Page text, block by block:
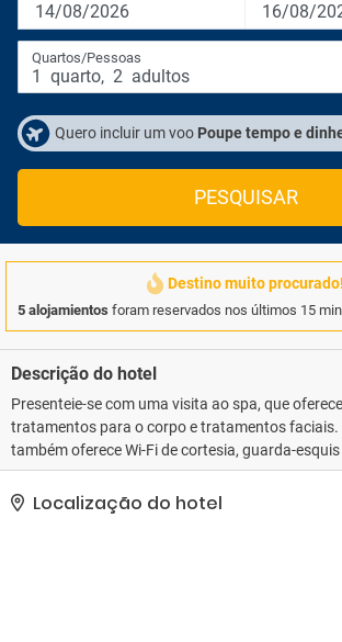
14/08/2026 16/08/
Quartos/Pessoas
1 quarto, 2 adultos
Quero incluir um voo Poupe tempo e
PESQUISAR
Destino muito procurado!
5 alojamientos foram reservados nos últimos 15
Descrição do hotel
Presenteie-se com uma visita ao spa, que
tratamentos para o corpo e tratamentos faciais.
também oferece Wi-Fi de cortesia, guarda-
comum.. Esta propriedade recebeu a
estrelas do the local rating authority.. As
incluem armazenamento para bagagem,
Localização do hotel